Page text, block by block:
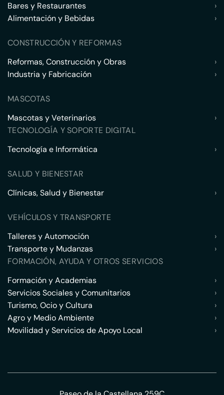
Bares y Restaurantes
›
Alimentación y Bebidas
›
CONSTRUCCIÓN Y REFORMAS
Reformas, Construcción y Obras
›
Industria y Fabricación
›
MASCOTAS
Mascotas y Veterinarios
›
TECNOLOGÍA Y SOPORTE DIGITAL
Tecnología e Informática
›
SALUD Y BIENESTAR
Clínicas, Salud y Bienestar
›
VEHÍCULOS Y TRANSPORTE
Talleres y Automoción
›
Transporte y Mudanzas
›
FORMACIÓN, AYUDA Y OTROS SERVICIOS
Formación y Academias
›
Servicios Sociales y Comunitarios
›
Turismo, Ocio y Cultura
›
Agro y Medio Ambiente
›
Movilidad y Servicios de Apoyo Local
›